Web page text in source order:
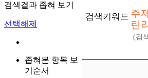
검색결과 좁혀 보기
선택해제
좁혀본 항목 보
기순서
검색키워드 주
린
(검